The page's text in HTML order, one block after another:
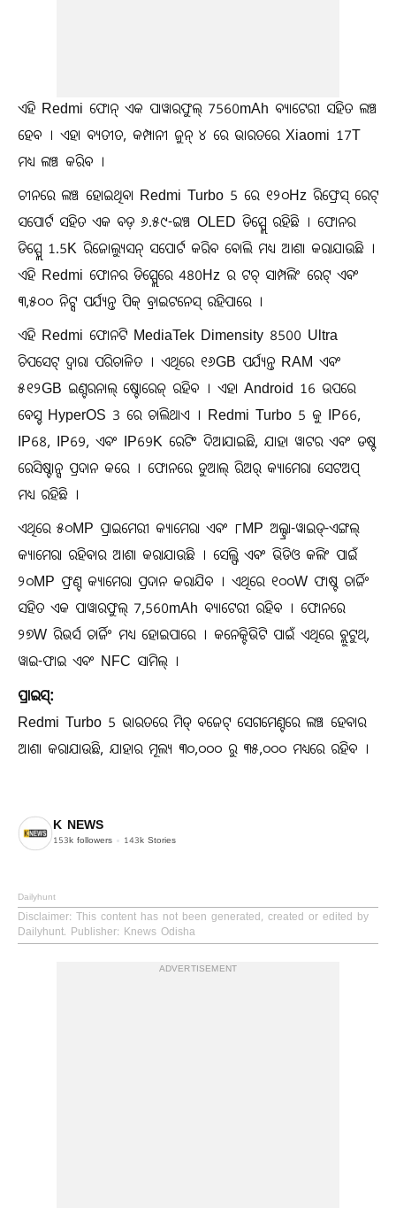
ଏହି Redmi ଫୋନ୍ ଏକ ପାୱାରଫୁଲ୍ 7560mAh ବ୍ୟାଟେରୀ ସହିତ ଲଞ୍ଚ
ହେବ । ଏହା ବ୍ୟତୀତ, କମ୍ପାନୀ ଜୁନ୍ ୪ ରେ ଭାରତରେ Xiaomi 17T
ମଧ୍ୟ ଲଞ୍ଚ କରିବ ।
ଚୀନରେ ଲଞ୍ଚ ହୋଇଥିବା Redmi Turbo 5 ରେ ୧୨୦Hz ରିଫ୍ରେସ୍ ରେଟ୍
ସପୋର୍ଟ ସହିତ ଏକ ବଡ଼ ୬.୫୯-ଇଞ୍ଚ OLED ଡିସ୍ପ୍ଲେ ରହିଛି । ଫୋନର
ଡିସ୍ପ୍ଲେ 1.5K ରିଜୋଲ୍ୟୁସନ୍ ସପୋର୍ଟ କରିବ ବୋଲି ମଧ୍ୟ ଆଶା କରାଯାଉଛି ।
ଏହି Redmi ଫୋନର ଡିସ୍ପ୍ଲେରେ 480Hz ର ଟଚ୍ ସାମ୍ପଲିଂ ରେଟ୍ ଏବଂ
୩,୫୦୦ ନିଟ୍ସ ପର୍ଯ୍ୟନ୍ତ ପିକ୍ ବ୍ରାଇଟନେସ୍ ରହିପାରେ ।
ଏହି Redmi ଫୋନଟି MediaTek Dimensity 8500 Ultra
ଚିପସେଟ୍ ଦ୍ୱାରା ପରିଚାଳିତ । ଏଥିରେ ୧୬GB ପର୍ଯ୍ୟନ୍ତ RAM ଏବଂ
୫୧୨GB ଇଣ୍ଟରନାଲ୍ ଷ୍ଟୋରେଜ୍ ରହିବ । ଏହା Android 16 ଉପରେ
ବେସ୍ଡ HyperOS 3 ରେ ଚାଲିଥାଏ । Redmi Turbo 5 କୁ IP66,
IP68, IP69, ଏବଂ IP69K ରେଟିଂ ଦିଆଯାଇଛି, ଯାହା ୱାଟର ଏବଂ ଡଷ୍ଟ
ରେସିଷ୍ଟାନ୍ସ ପ୍ରଦାନ କରେ । ଫୋନରେ ଡୁଆଲ୍ ରିଅର୍ କ୍ୟାମେରା ସେଟଅପ୍
ମଧ୍ୟ ରହିଛି ।
ଏଥିରେ ୫୦MP ପ୍ରାଇମେରୀ କ୍ୟାମେରା ଏବଂ ୮MP ଅଲ୍ଟ୍ରା-ୱାଇଡ୍-ଏଙ୍ଗଲ୍
କ୍ୟାମେରା ରହିବାର ଆଶା କରାଯାଉଛି । ସେଲ୍ଫି ଏବଂ ଭିଡିଓ କଲିଂ ପାଇଁ
୨୦MP ଫ୍ରଣ୍ଟ କ୍ୟାମେରା ପ୍ରଦାନ କରାଯିବ । ଏଥିରେ ୧୦୦W ଫାଷ୍ଟ ଚାର୍ଜିଂ
ସହିତ ଏକ ପାୱାରଫୁଲ୍ 7,560mAh ବ୍ୟାଟେରୀ ରହିବ । ଫୋନରେ
୨୭W ରିଭର୍ସ ଚାର୍ଜିଂ ମଧ୍ୟ ହୋଇପାରେ । କନେକ୍ଟିଭିଟି ପାଇଁ ଏଥିରେ ବ୍ଲୁଟୁଥ୍,
ୱାଇ-ଫାଇ ଏବଂ NFC ସାମିଲ୍ ।
ପ୍ରାଇସ୍:
Redmi Turbo 5 ଭାରତରେ ମିଡ୍ ବଜେଟ୍ ସେଗମେଣ୍ଟରେ ଲଞ୍ଚ ହେବାର
ଆଶା କରାଯାଉଛି, ଯାହାର ମୂଲ୍ୟ ୩୦,୦୦୦ ରୁ ୩୫,୦୦୦ ମଧ୍ୟରେ ରହିବ ।
K NEWS
153k followers 143k Stories
Dailyhunt
Disclaimer: This content has not been generated, created or edited by
Dailyhunt. Publisher: Knews Odisha
ADVERTISEMENT